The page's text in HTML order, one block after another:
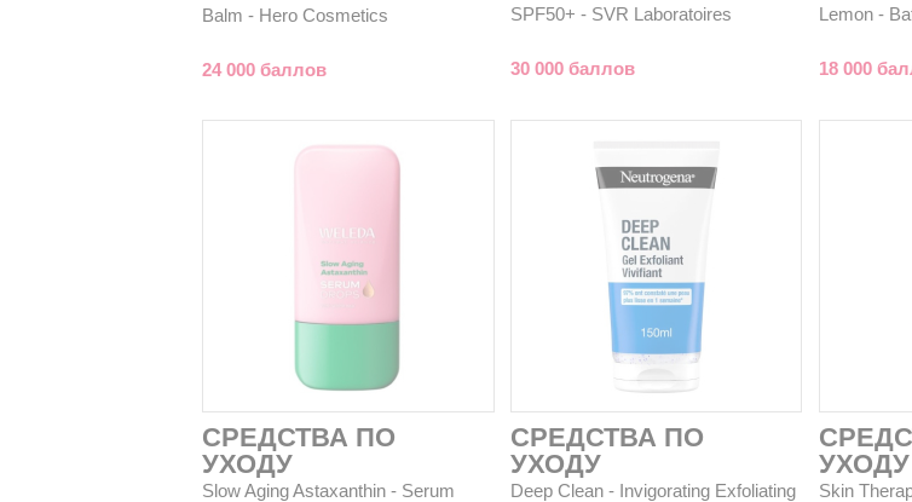
Balm - Hero Cosmetics
24 000 баллов
SPF50+ - SVR Laboratoires
30 000 баллов
Lemon -
18 000
СРЕДСТВА ПО
УХОДУ
Slow Aging Astaxanthin - Serum
СРЕДСТВА ПО
УХОДУ
Deep Clean - Invigorating Exfoliating
УХОДУ
Skin